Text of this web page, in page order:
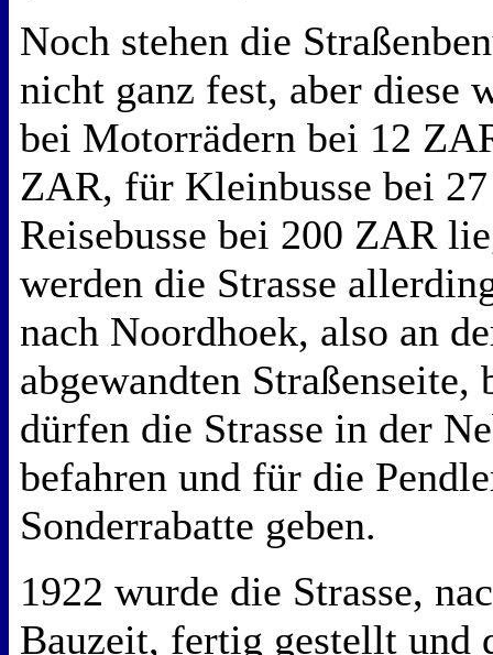
Noch stehen die
nicht ganz fest, aber diese
bei Motorrädern bei 12
ZAR, für Kleinbusse bei
Reisebusse bei 200 ZAR
werden die Strasse
nach Noordhoek, also an
abgewandten Straßenseite,
dürfen die Strasse in der
befahren und für die
Sonderrabatte geben.
1922 wurde die Strasse,
Bauzeit, fertig gestellt und